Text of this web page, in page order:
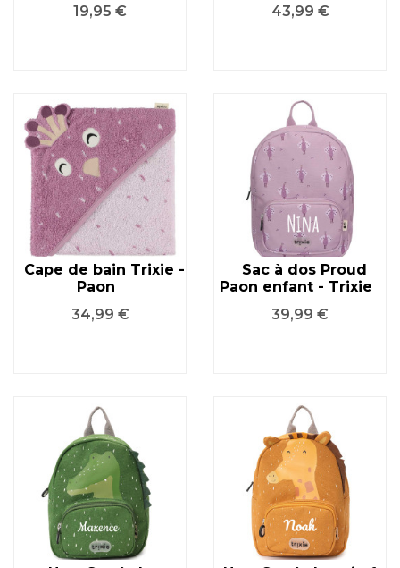
Prix
19,95 €
Prix
43,99 €
Cape de bain Trixie -
Paon
Prix
34,99 €
Sac à dos Proud
Paon enfant - Trixie
Prix
39,99 €